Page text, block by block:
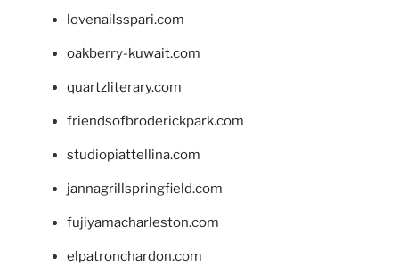
lovenailsspari.com
oakberry-kuwait.com
quartzliterary.com
friendsofbroderickpark.com
studiopiattellina.com
jannagrillspringfield.com
fujiyamacharleston.com
elpatronchardon.com